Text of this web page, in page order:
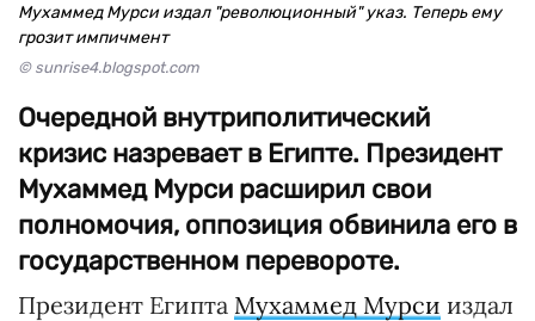
Мухаммед Мурси издал "революционный" указ. Теперь ему
грозит импичмент
© sunrise4.blogspot.com
Очередной внутриполитический
кризис назревает в Египте. Президент
Мухаммед Мурси расширил свои
полномочия, оппозиция обвинила его в
государственном перевороте.
Президент Египта Мухаммед Мурси издал